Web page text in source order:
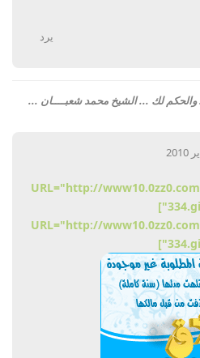
يرد
لك ... الشيخ محمد شعبــــان ...
[URL="http://
334.gif"]
[URL="http://